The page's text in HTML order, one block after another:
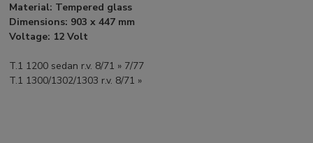
Material: Tempered glass
Dimensions: 903 x 447 mm
Voltage: 12 Volt
T.1 1200 sedan r.v. 8/71 » 7/77
T.1 1300/1302/1303 r.v. 8/71 »